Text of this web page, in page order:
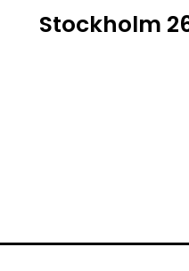
Stockholm